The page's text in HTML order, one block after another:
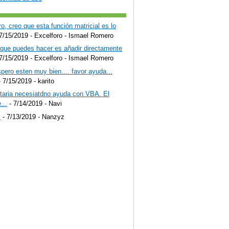
creo que esta función matricial es lo
15/2019 - Excelforo - Ismael Romero
puedes hacer es añadir directamente
15/2019 - Excelforo - Ismael Romero
esten muy bien.... favor ayuda...
15/2019 - karito
necesiatdno ayuda con VBA. El
- 7/14/2019 - Navi
- 7/13/2019 - Nanzyz